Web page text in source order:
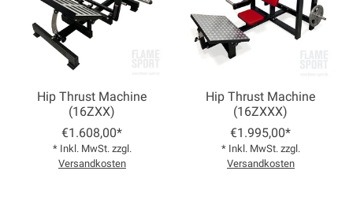
Hip Thrust Machine
(16ZXX)
€1.608,00*
* Inkl. MwSt. zzgl.
Versandkosten
Hip Thrust Machine
(16ZXXX)
€1.995,00*
* Inkl. MwSt. zzgl.
Versandkosten